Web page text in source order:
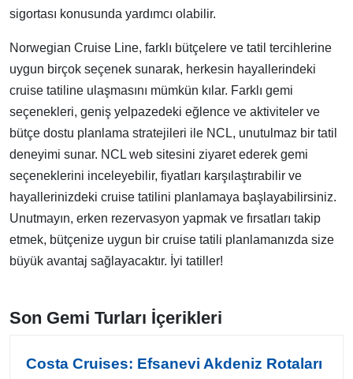
sigortası konusunda yardımcı olabilir.
Norwegian Cruise Line, farklı bütçelere ve tatil tercihlerine
uygun birçok seçenek sunarak, herkesin hayallerindeki
cruise tatiline ulaşmasını mümkün kılar. Farklı gemi
seçenekleri, geniş yelpazedeki eğlence ve aktiviteler ve
bütçe dostu planlama stratejileri ile NCL, unutulmaz bir tatil
deneyimi sunar. NCL web sitesini ziyaret ederek gemi
seçeneklerini inceleyebilir, fiyatları karşılaştırabilir ve
hayallerinizdeki cruise tatilini planlamaya başlayabilirsiniz.
Unutmayın, erken rezervasyon yapmak ve fırsatları takip
etmek, bütçenize uygun bir cruise tatili planlamanızda size
büyük avantaj sağlayacaktır. İyi tatiller!
Son Gemi Turları İçerikleri
Costa Cruises: Efsanevi Akdeniz Rotaları